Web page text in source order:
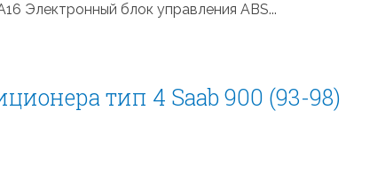
Электронный блок управления ABS...
тип 4 Saab 900 (93-98)